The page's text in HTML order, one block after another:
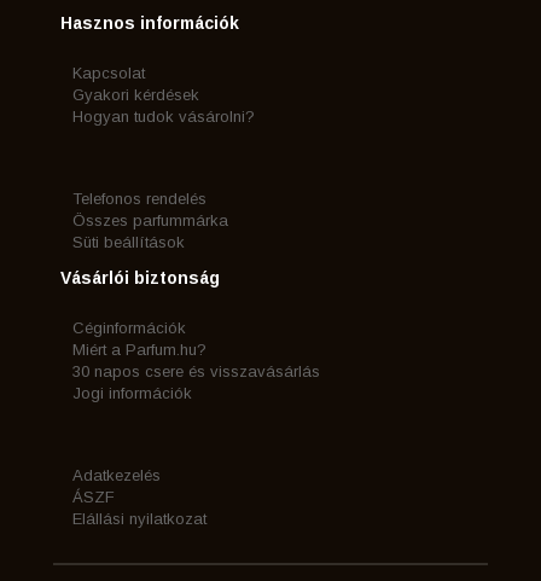
Hasznos információk
Kapcsolat
Gyakori kérdések
Hogyan tudok vásárolni?
Telefonos rendelés
Összes parfummárka
Süti beállítások
Vásárlói biztonság
Céginformációk
Miért a Parfum.hu?
30 napos csere és visszavásárlás
Jogi információk
Adatkezelés
ÁSZF
Elállási nyilatkozat